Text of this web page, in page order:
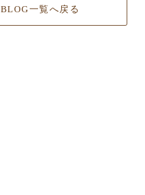
BLOG一覧へ戻る